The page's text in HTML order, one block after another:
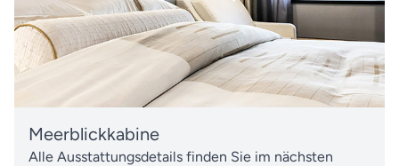
Meerblickkabine
Alle Ausstattungsdetails finden Sie im nächsten